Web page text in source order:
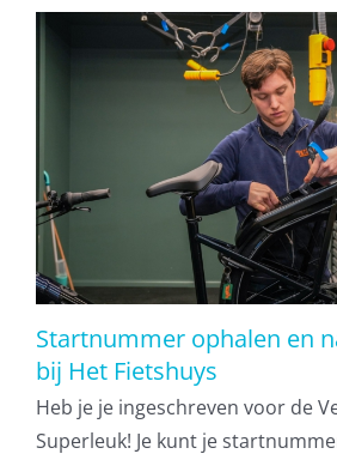
Startnummer ophalen en
bij Het Fietshuys
Heb je je ingeschreven voor de
Superleuk! Je kunt je